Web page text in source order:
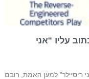
עליו "אני
ריסיילר" למען האמת, רובם